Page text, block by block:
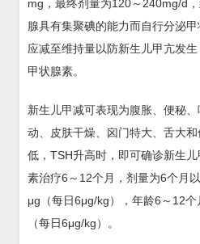
mg，最终剂量为120～240mg/d
腺具有集聚碘的能力而自行分泌
应减至维持量以防新生儿甲亢发
甲状腺素。
新生儿甲减可表现为腹胀、便秘
动、皮肤干燥、囟门特大、舌大
低，TSH升高时，即可确诊新生
素治疗6～12个月，剂量为6个月
μg（每日6μg/kg），年龄6～12
（每日6μg/kg）。